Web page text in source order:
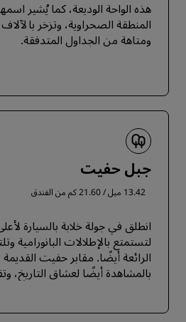
هذه الواحة الوديعة، كما يُشير
المنطقة الصحراوية، وتزخر
ومتاهة من الجداول المتدفقة.
جبل حفيت
13.42 ميل / 21.60 كم من الفندق
انطلق في جولة خلابة بالسيارة
لتستمتع بالإطلالات البانورامية
الرائعة أيضًا. مقابر حفيت
بالمشاهدة أيضًا لعشاق التاريخ،